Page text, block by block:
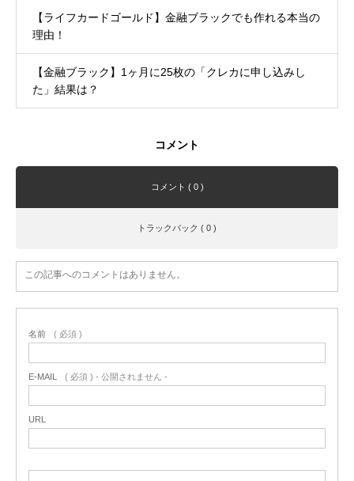
【ライフカードゴールド】金融ブラックでも作れる本当の
理由！
【金融ブラック】1ヶ月に25枚の「クレカに申し込みし
た」結果は？
コメント
コメント ( 0 )
トラックバック ( 0 )
この記事へのコメントはありません。
名前 ( 必須 )
E-MAIL ( 必須 ) - 公開されません -
URL